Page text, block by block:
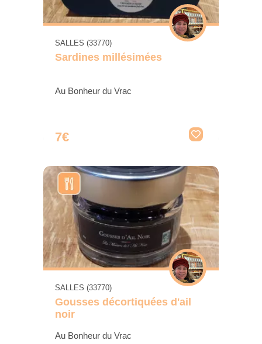
SALLES (33770)
Sardines millésimées
Au Bonheur du Vrac
7€
SALLES (33770)
Gousses décortiquées d'ail
noir
Au Bonheur du Vrac